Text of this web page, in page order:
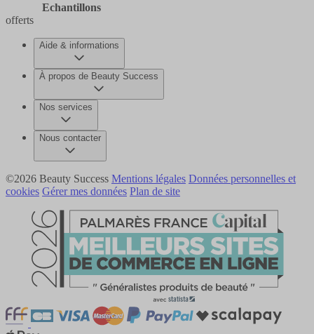
Echantillons
offerts
Aide & informations
À propos de Beauty Success
Nos services
Nous contacter
©2026 Beauty Success Mentions légales Données personnelles et
cookies Gérer mes données Plan de site